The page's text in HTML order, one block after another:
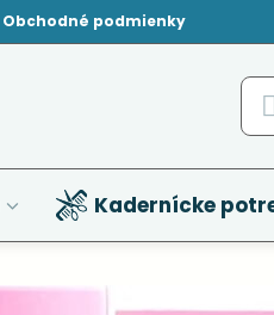
Obchodné podmienky
Kadernícke